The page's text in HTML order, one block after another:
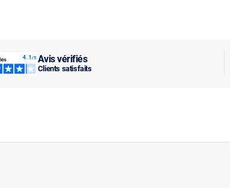
Avis vérifiés
Clients satisfaits